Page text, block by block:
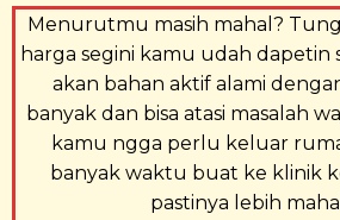
Menurutmu masih mahal?
harga segini kamu udah dapetin
akan bahan aktif alami
banyak dan bisa atasi masalah
kamu ngga perlu keluar
banyak waktu buat ke klinik
pastinya lebih